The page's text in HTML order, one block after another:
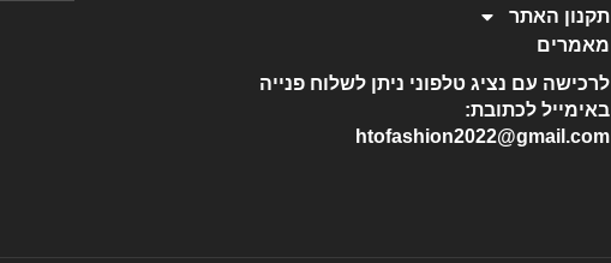
תקנון האתר
מאמרים
לרכישה עם נציג טלפוני ניתן לשלוח פנייה
באימייל לכתובת:
htofashion2022@gmail.com